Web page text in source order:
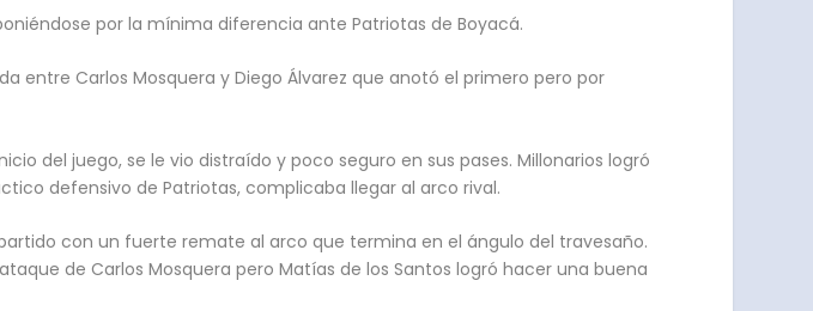
por la mínima diferencia ante Patriotas de Boyacá.
entre Carlos Mosquera y Diego Álvarez que anotó el primero pero por
del juego, se le vio distraído y poco seguro en sus pases. Millonarios logró
defensivo de Patriotas, complicaba llegar al arco rival.
con un fuerte remate al arco que termina en el ángulo del travesaño.
de Carlos Mosquera pero Matías de los Santos logró hacer una buena